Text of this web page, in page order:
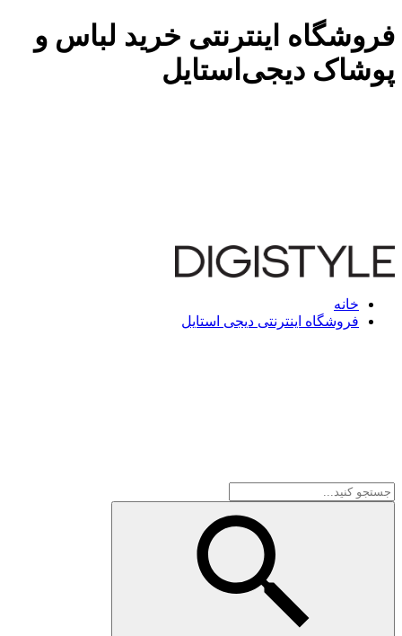
فروشگاه اینترنتی خرید لباس و
پوشاک دیجی‌استایل
خانه
فروشگاه اینترنتی دیجی استایل